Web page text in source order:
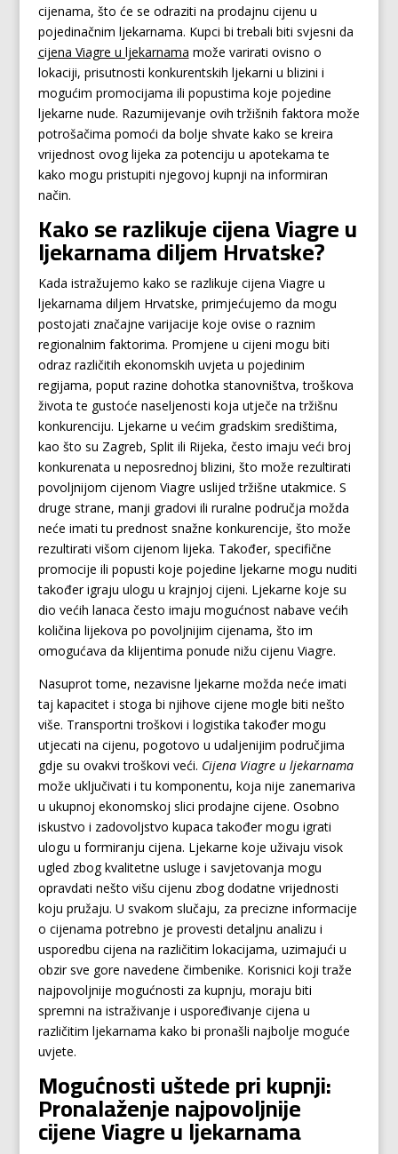
cijenama, što će se odraziti na prodajnu cijenu u
pojedinačnim ljekarnama. Kupci bi trebali biti svjesni da
cijena Viagre u ljekarnama može varirati ovisno o
lokaciji, prisutnosti konkurentskih ljekarni u blizini i
mogućim promocijama ili popustima koje pojedine
ljekarne nude. Razumijevanje ovih tržišnih faktora može
potrošačima pomoći da bolje shvate kako se kreira
vrijednost ovog lijeka za potenciju u apotekama te
kako mogu pristupiti njegovoj kupnji na informiran
način.
Kako se razlikuje cijena Viagre u
ljekarnama diljem Hrvatske?
Kada istražujemo kako se razlikuje cijena Viagre u
ljekarnama diljem Hrvatske, primjećujemo da mogu
postojati značajne varijacije koje ovise o raznim
regionalnim faktorima. Promjene u cijeni mogu biti
odraz različitih ekonomskih uvjeta u pojedinim
regijama, poput razine dohotka stanovništva, troškova
života te gustoće naseljenosti koja utječe na tržišnu
konkurenciju. Ljekarne u većim gradskim središtima,
kao što su Zagreb, Split ili Rijeka, često imaju veći broj
konkurenata u neposrednoj blizini, što može rezultirati
povoljnijom cijenom Viagre uslijed tržišne utakmice. S
druge strane, manji gradovi ili ruralne područja možda
neće imati tu prednost snažne konkurencije, što može
rezultirati višom cijenom lijeka. Također, specifične
promocije ili popusti koje pojedine ljekarne mogu nuditi
također igraju ulogu u krajnjoj cijeni. Ljekarne koje su
dio većih lanaca često imaju mogućnost nabave većih
količina lijekova po povoljnijim cijenama, što im
omogućava da klijentima ponude nižu cijenu Viagre.
Nasuprot tome, nezavisne ljekarne možda neće imati
taj kapacitet i stoga bi njihove cijene mogle biti nešto
više. Transportni troškovi i logistika također mogu
utjecati na cijenu, pogotovo u udaljenijim područjima
gdje su ovakvi troškovi veći. Cijena Viagre u ljekarnama
može uključivati i tu komponentu, koja nije zanemariva
u ukupnoj ekonomskoj slici prodajne cijene. Osobno
iskustvo i zadovoljstvo kupaca također mogu igrati
ulogu u formiranju cijena. Ljekarne koje uživaju visok
ugled zbog kvalitetne usluge i savjetovanja mogu
opravdati nešto višu cijenu zbog dodatne vrijednosti
koju pružaju. U svakom slučaju, za precizne informacije
o cijenama potrebno je provesti detaljnu analizu i
usporedbu cijena na različitim lokacijama, uzimajući u
obzir sve gore navedene čimbenike. Korisnici koji traže
najpovoljnije mogućnosti za kupnju, moraju biti
spremni na istraživanje i uspoređivanje cijena u
različitim ljekarnama kako bi pronašli najbolje moguće
uvjete.
Mogućnosti uštede pri kupnji:
Pronalaženje najpovoljnije
cijene Viagre u ljekarnama